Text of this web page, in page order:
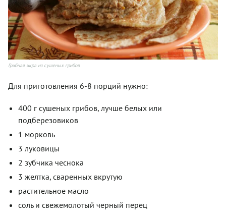
Грибная икра из сушеных грибов
Для приготовления 6-8 порций нужно:
400 г сушеных грибов, лучше белых или
подберезовиков
1 морковь
3 луковицы
2 зубчика чеснока
3 желтка, сваренных вкрутую
растительное масло
соль и свежемолотый черный перец